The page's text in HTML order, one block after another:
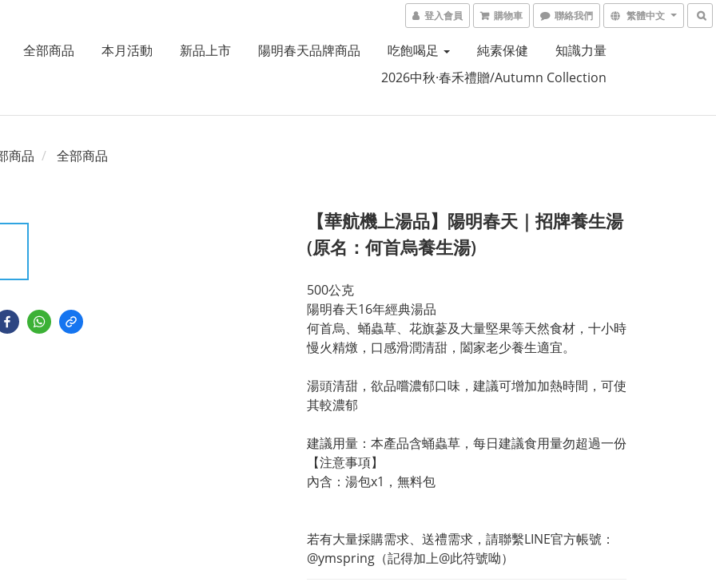
登入會員 購物車 聯絡我們 繁體中文
全部商品 本月活動 新品上市 陽明春天品牌商品 吃飽喝足 純素保健
知識力量
2026中秋·春禾禮贈/Autumn Collection
商品 全部商品
【華航機上湯品】陽明春天｜招牌養生湯
(原名：何首烏養生湯)
500公克
陽明春天16年經典湯品
何首烏、蛹蟲草、花旗蔘及大量堅果等天然食材，十小時
慢火精燉，口感滑潤清甜，闔家老少養生適宜。
湯頭清甜，欲品嚐濃郁口味，建議可增加加熱時間，可使
其較濃郁
建議用量：本產品含蛹蟲草，每日建議食用量勿超過一份
【注意事項】
內含：湯包x1，無料包
若有大量採購需求、送禮需求，請聯繫LINE官方帳號：
@ymspring（記得加上@此符號呦）